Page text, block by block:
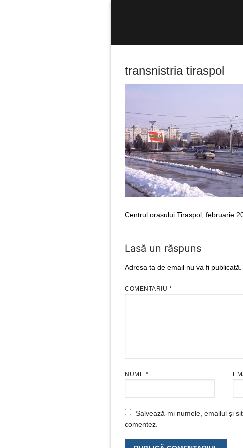
după:
transnistria tiraspol
Centrul orașului Tiraspol, februarie
Lasă un răspuns
Adresa ta de email nu va fi publicată.
COMENTARIU *
NUME *
Salvează-mi numele, emailul și
comentez.